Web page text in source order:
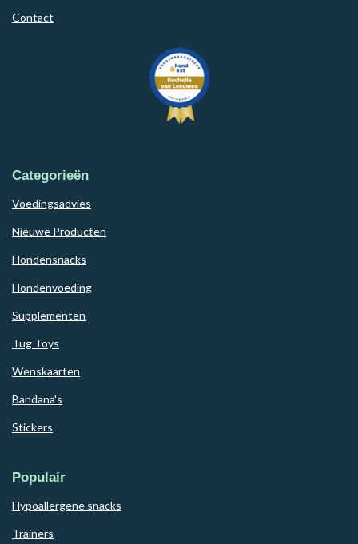
Contact
Categorieën
Voedingsadvies
Nieuwe Producten
Hondensnacks
Hondenvoeding
Supplementen
Tug Toys
Wenskaarten
Bandana's
Stickers
Populair
Hypoallergene snacks
Trainers